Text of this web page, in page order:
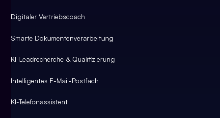
Digitaler Vertriebscoach
Smarte Dokumentenverarbeitung
KI-Leadrecherche & Qualifizierung
Intelligentes E-Mail-Postfach
KI-Telefonassistent